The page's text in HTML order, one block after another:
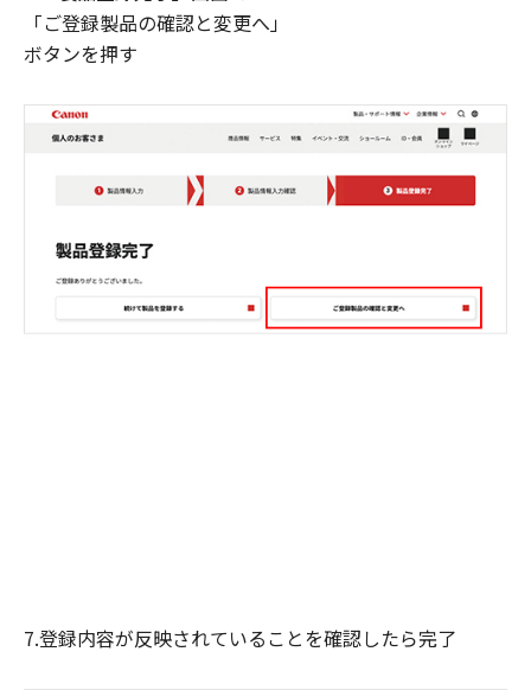
「ご登録製品の確認と変更へ」
ボタンを押す
7.登録内容が反映されていることを確認したら完了